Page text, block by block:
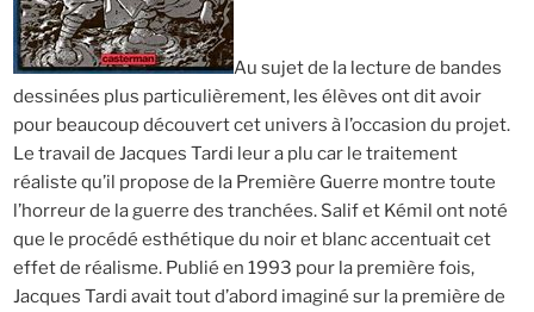
Au sujet de la lecture de bandes
dessinées plus particulièrement, les élèves ont dit avoir
pour beaucoup découvert cet univers à l’occasion du projet.
Le travail de Jacques Tardi leur a plu car le traitement
réaliste qu’il propose de la Première Guerre montre toute
l’horreur de la guerre des tranchées. Salif et Kémil ont noté
que le procédé esthétique du noir et blanc accentuait cet
effet de réalisme. Publié en 1993 pour la première fois,
Jacques Tardi avait tout d’abord imaginé sur la première de